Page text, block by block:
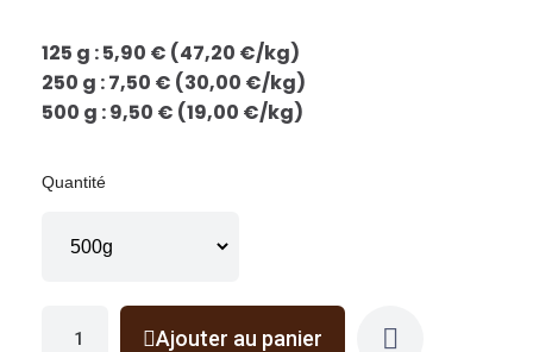
125 g : 5,90 € (47,20 €/kg)
250 g : 7,50 € (30,00 €/kg)
500 g : 9,50 € (19,00 €/kg)
Quantité
Ajouter au panier